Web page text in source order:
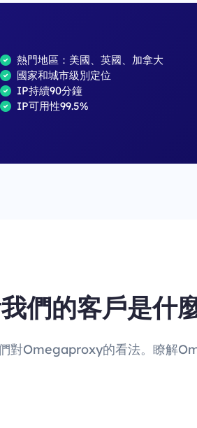
熱門地區：美國、英國、加拿大
國家和城市級別定位
IP持續90分鐘
IP可用性99.5%
們的客戶是什
對Omegaproxy的看法。瞭解